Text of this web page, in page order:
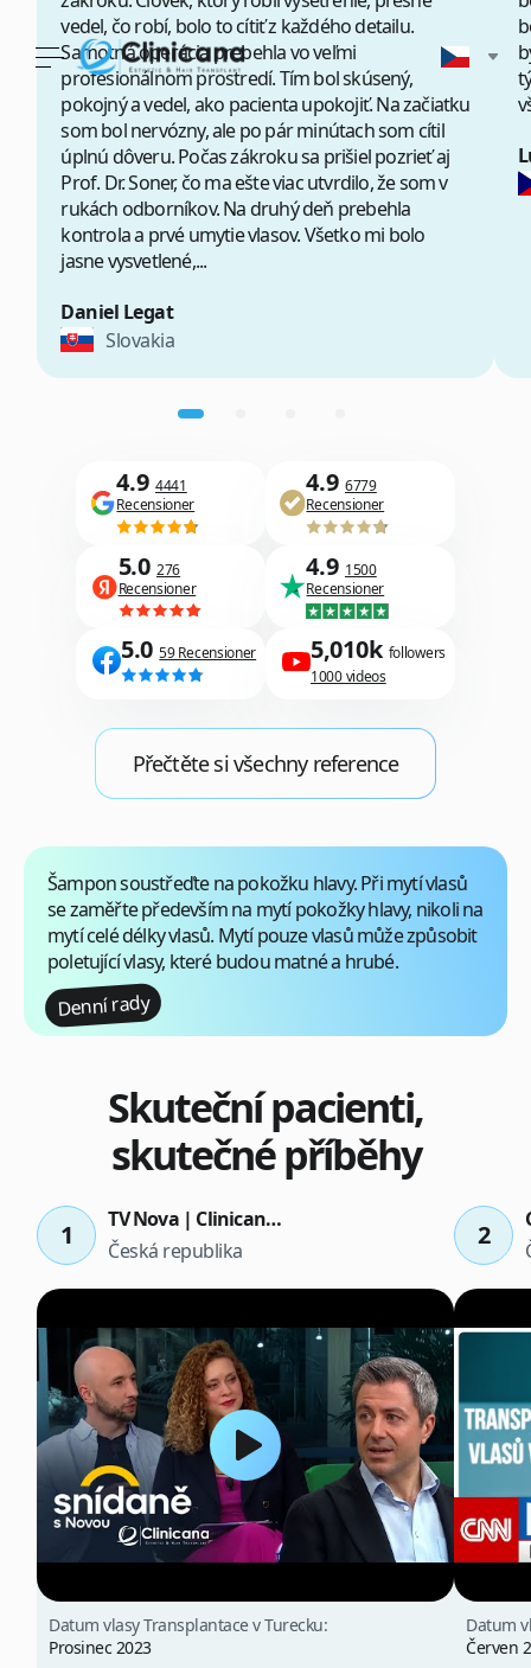
vedel, čo robí, bolo to cítiť z každého detailu.
Samotná operácia prebehla vo veľmi
profesionálnom prostredí. Tím bol skúsený,
pokojný a vedel, ako pacienta upokojiť. Na začiatku
som bol nervózny, ale po pár minútach som cítil
úplnú dôveru. Počas zákroku sa prišiel pozrieť aj
Prof. Dr. Soner, čo ma ešte viac utvrdilo, že som v
rukách odborníkov. Na druhý deň prebehla
kontrola a prvé umytie vlasov. Všetko mi bolo
jasne vysvetlené,...
Daniel Legat
Slovakia
4.9 4441
Recensioner
4.9 6779
Recensioner
5.0 276
Recensioner
4.9 1500
Recensioner
5.0 59 Recensioner 5,010k followers
1000 videos
Přečtěte si všechny reference
Šampon soustřeďte na pokožku hlavy. Při mytí vlasů
se zaměřte především na mytí pokožky hlavy, nikoli na
mytí celé délky vlasů. Mytí pouze vlasů může způsobit
poletující vlasy, které budou matné a hrubé.
Denní rady
Skuteční pacienti,
skutečné příběhy
1
TV Nova | Clinicana v pořadu Snídaně s Novou
Česká republika
Datum vlasy Transplantace v Turecku:
Prosinec 2023
2
Datum
Červen